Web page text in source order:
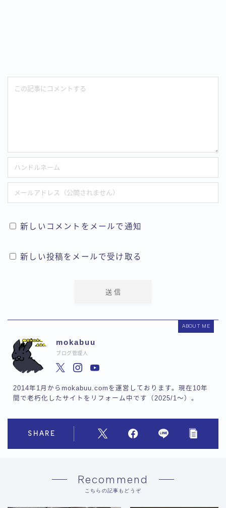
新しいコメントをメールで通知
新しい投稿をメールで受け取る
ABOUT ME
mokabuu
ブログ管理人
2014年1月からmokabuu.comを運営しております。現在10年
間で老朽化したサイトをリフォーム中です（2025/1〜）。
SHARE
Recommend
こちらの記事もどうぞ